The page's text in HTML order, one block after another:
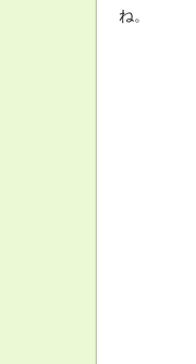
ね。